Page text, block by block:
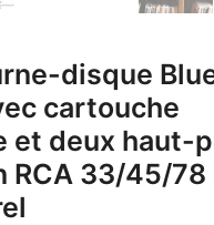
disque
cartouche
et deux haut-
RCA 33/45/78